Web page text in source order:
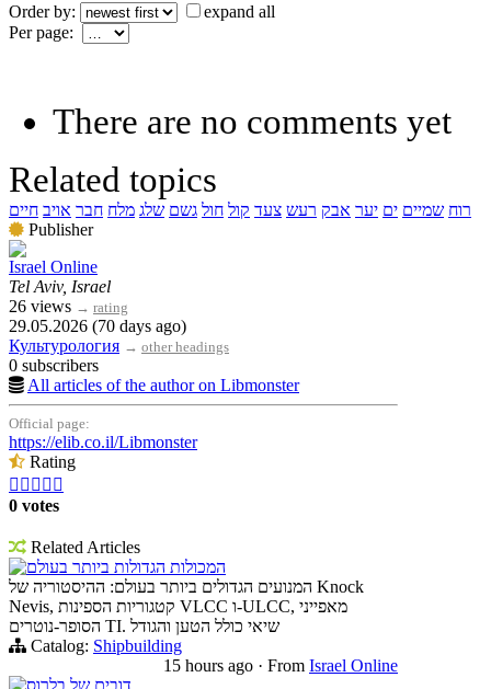
Order by:
expand all
Per page:
There are no comments yet
Related topics
רוח שמיים ים יער אבק רעש צעד קול חול גשם שלג מלח חבר אויב חיים
Publisher
Israel Online
Tel Aviv, Israel
26 views → rating
29.05.2026 (70 days ago)
Культурология → other headings
0 subscribers
All articles of the author on Libmonster
Official page:
https://elib.co.il/Libmonster
Rating
    
0 votes
Related Articles
המכולות הגדולות ביותר בעולם
המנועים הגדולים ביותר בעולם: ההיסטוריה של Knock
Nevis, קטגוריות הספינות VLCC ו-ULCC, מאפייני
הסופר-נוטרים TI. שיאי כולל הטען והגודל
Catalog: Shipbuilding
15 hours ago · From Israel Online
דובים של בלרוס